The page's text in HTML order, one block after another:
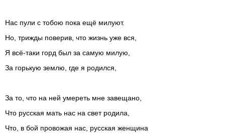
Нас пули с тобою пока ещё милуют.
Но, трижды поверив, что жизнь уже вся,
Я всё-таки горд был за самую милую,
За горькую землю, где я родился,
За то, что на ней умереть мне завещано,
Что русская мать нас на свет родила,
Что, в бой провожая нас, русская женщина